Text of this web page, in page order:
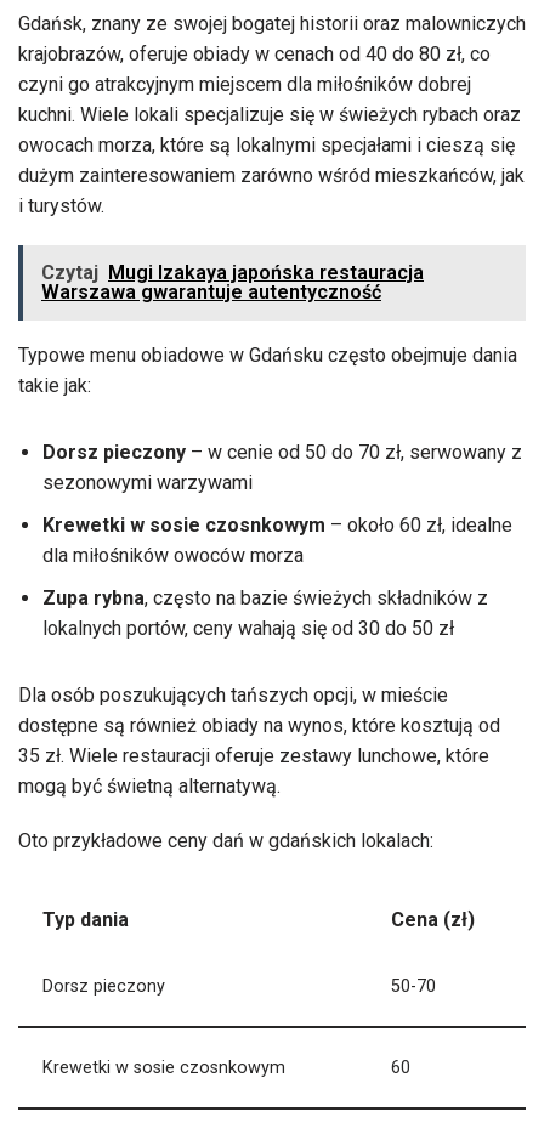
Gdańsk, znany ze swojej bogatej historii oraz malowniczych
krajobrazów, oferuje obiady w cenach od 40 do 80 zł, co
czyni go atrakcyjnym miejscem dla miłośników dobrej
kuchni. Wiele lokali specjalizuje się w świeżych rybach oraz
owocach morza, które są lokalnymi specjałami i cieszą się
dużym zainteresowaniem zarówno wśród mieszkańców, jak
i turystów.
Czytaj Mugi Izakaya japońska restauracja
Warszawa gwarantuje autentyczność
Typowe menu obiadowe w Gdańsku często obejmuje dania
takie jak:
Dorsz pieczony – w cenie od 50 do 70 zł, serwowany z
sezonowymi warzywami
Krewetki w sosie czosnkowym – około 60 zł, idealne
dla miłośników owoców morza
Zupa rybna, często na bazie świeżych składników z
lokalnych portów, ceny wahają się od 30 do 50 zł
Dla osób poszukujących tańszych opcji, w mieście
dostępne są również obiady na wynos, które kosztują od
35 zł. Wiele restauracji oferuje zestawy lunchowe, które
mogą być świetną alternatywą.
Oto przykładowe ceny dań w gdańskich lokalach:
Typ dania Cena (zł)
Dorsz pieczony 50-70
Krewetki w sosie czosnkowym 60